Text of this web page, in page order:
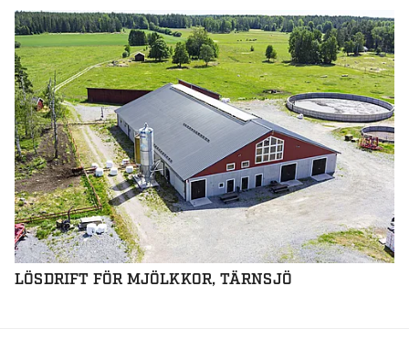
LÖSDRIFT FÖR MJÖLKKOR, TÄRNSJÖ